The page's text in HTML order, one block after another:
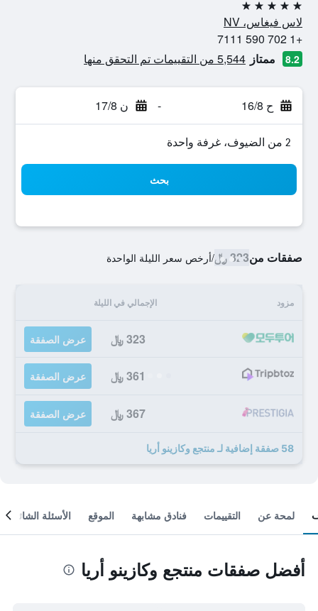
5 نجوم
لاس فيغاس، NV
+1 702 590 7111
8.2 ممتاز 5,544 من التقييمات تم التحقق منها
ح 16/8 - ن 17/8
2 من الضيوف، غرفة واحدة
بحث
صفقات من323 ﷼ /أرخص سعر الليلة الواحدة
مزود الإجمالي في الليلة
323 ﷼ عرض الصفقة
361 ﷼ عرض الصفقة
367 ﷼ عرض الصفقة
58 صفقة إضافية لـ منتجع وكازينو أريا
لمحة عن التقييمات فنادق مشابهة الموقع الأسئلة الشائعة
أفضل صفقات منتجع وكازينو أريا